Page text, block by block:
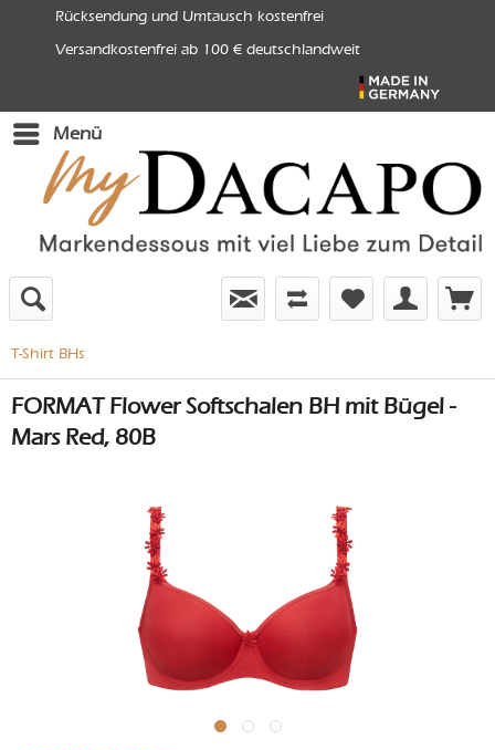
Rücksendung und Umtausch kostenfrei
Versandkostenfrei ab 100 € deutschlandweit
Menü
T-Shirt BHs
FORMAT Flower Softschalen BH mit Bügel -
Mars Red, 80B